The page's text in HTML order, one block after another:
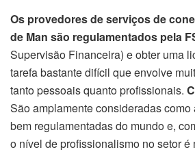
Os provedores de serviços de
de Man são regulamentados pela
Supervisão Financeira) e obter uma
tarefa bastante difícil que envolve
tanto pessoais quanto profissionais.
São amplamente consideradas
bem regulamentadas do mundo e,
o nível de profissionalismo no setor é